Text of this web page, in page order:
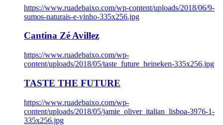
https://www.ruadebaixo.com/wp-content/uploads/2018/06/9-
sumos-naturais-e-vinho-335x256.jpg
Cantina Zé Avillez
https://www.ruadebaixo.com/wp-
content/uploads/2018/05/taste_future_heineken-335x256.jpg
TASTE THE FUTURE
https://www.ruadebaixo.com/wp-
content/uploads/2018/05/jamie_oliver_italian_lisboa-3976-1-
335x256.jpg